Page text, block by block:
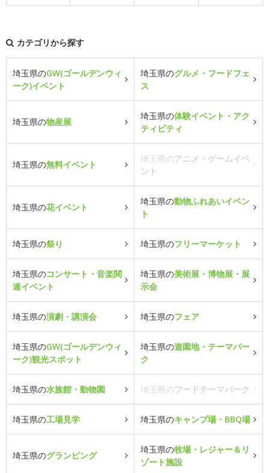
カテゴリから探す
埼玉県のGW(ゴールデンウィ
ーク)イベント
埼玉県のグルメ・フードフェ
ス
埼玉県の物産展
埼玉県の体験イベント・アク
ティビティ
埼玉県の無料イベント
埼玉県のアニメ・ゲームイベ
ント
埼玉県の花イベント
埼玉県の動物ふれあいイベン
ト
埼玉県の祭り 埼玉県のフリーマーケット
埼玉県のコンサート・音楽関
連イベント
埼玉県の美術展・博物展・展
示会
埼玉県の演劇・講演会 埼玉県のフェア
埼玉県のGW(ゴールデンウィ
ーク)観光スポット
埼玉県の遊園地・テーマパー
ク
埼玉県の水族館・動物園 埼玉県のフードテーマパーク
埼玉県の工場見学 埼玉県のキャンプ場・BBQ場
埼玉県のグランピング
埼玉県の牧場・レジャー＆リ
ゾート施設